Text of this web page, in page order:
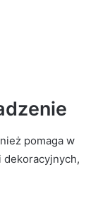
pomaga w
dekoracyjnych,